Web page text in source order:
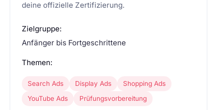
deine offizielle Zertifizierung.
Zielgruppe:
Anfänger bis Fortgeschrittene
Themen:
Search Ads Display Ads
Shopping Ads
YouTube Ads
Prüfungsvorbereitung